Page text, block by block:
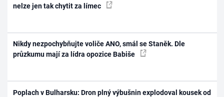
nelze jen tak chytit za límec
Nikdy nezpochybňujte voliče ANO, smál se Staněk. Dle
průzkumu mají za lídra opozice Babiše
Poplach v Bulharsku: Dron plný výbušnin explodoval kousek od